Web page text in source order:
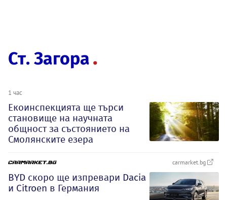
Ст. Загора
1 час
Екоинспекцията ще търси
становище на научната
общност за състоянието на
Смолянските езера
carmarket.bg
BYD скоро ще изпревари Dacia
и Citroеn в Германия